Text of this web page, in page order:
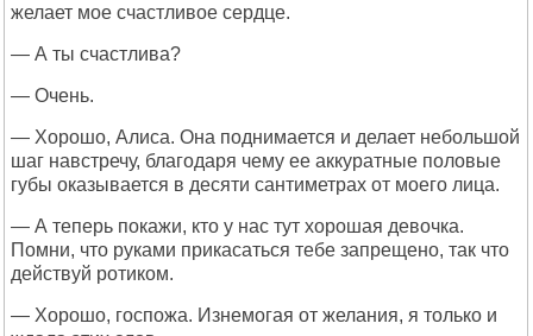
желает мое счастливое сердце.
— А ты счастлива?
— Очень.
— Хорошо, Алиса. Она поднимается и делает небольшой
шаг навстречу, благодаря чему ее аккуратные половые
губы оказывается в десяти сантиметрах от моего лица.
— А теперь покажи, кто у нас тут хорошая девочка.
Помни, что руками прикасаться тебе запрещено, так что
действуй ротиком.
— Хорошо, госпожа. Изнемогая от желания, я только и